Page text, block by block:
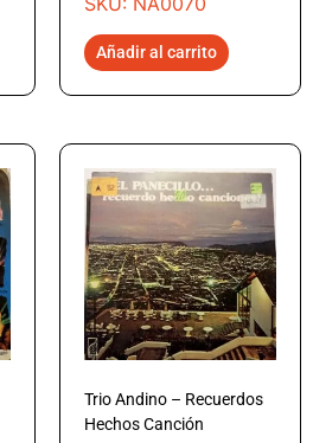
Añadir al carrito
Trio Andino – Recuerdos
Hechos Canción